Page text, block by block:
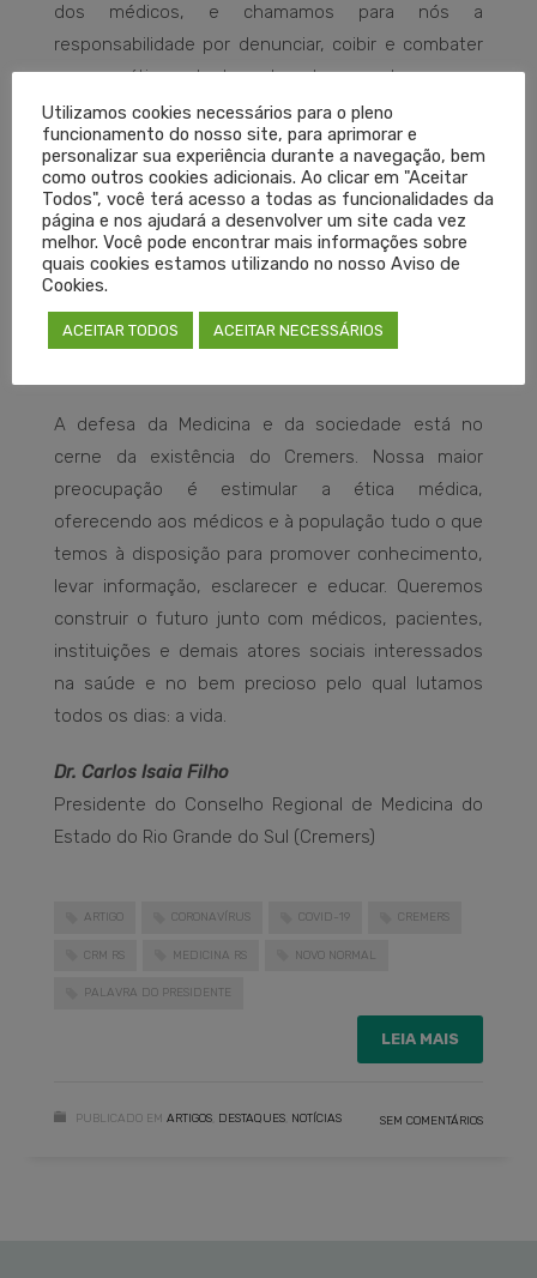
dos médicos, e chamamos para nós a
responsabilidade por denunciar, coibir e combater
essa prática, dentro do alcance de nossas
atribuições. Essa invasão ocorre em diversas
especialidades – em particular, na oftalmologia, na
dermatologia e na cirurgia plástica. Não podemos
permitir que profissionais não preparados e não
habilitados permaneçam impunes, riscando a
imagem da Medicina e colocando em risco a saúde
forma errada ou tratamentos que causam mais
A defesa da Medicina e da sociedade está no
cerne da existência do Cremers. Nossa maior
preocupação é estimular a ética médica,
oferecendo aos médicos e à população tudo o que
temos à disposição para promover conhecimento,
levar informação, esclarecer e educar. Queremos
construir o futuro junto com médicos, pacientes,
instituições e demais atores sociais interessados
na saúde e no bem precioso pelo qual lutamos
todos os dias: a vida.
Dr. Carlos Isaia Filho
Presidente do Conselho Regional de Medicina do
Estado do Rio Grande do Sul (Cremers)
ARTIGO CORONAVÍRUS COVID-19 CREMERS
CRM RS MEDICINA RS NOVO NORMAL
PALAVRA DO PRESIDENTE
LEIA MAIS
PUBLICADO EM ARTIGOS DESTAQUES NOTÍCIAS SEM COMENTÁRIOS
Utilizamos cookies necessários para o pleno
funcionamento do nosso site, para aprimorar e
personalizar sua experiência durante a navegação, bem
como outros cookies adicionais. Ao clicar em "Aceitar
Todos", você terá acesso a todas as funcionalidades da
página e nos ajudará a desenvolver um site cada vez
melhor. Você pode encontrar mais informações sobre
quais cookies estamos utilizando no nosso Aviso de
Cookies.
ACEITAR TODOS ACEITAR NECESSÁRIOS